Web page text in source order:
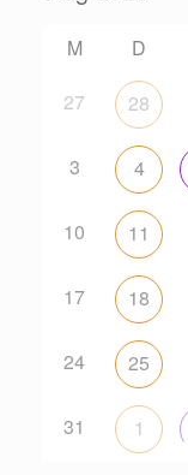
M D
27
28
3 4
10 11
17 18
24 25
31 1